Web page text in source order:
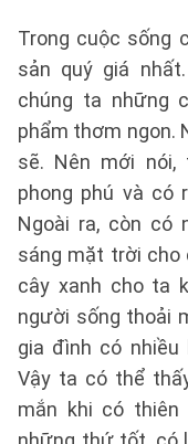
Trong cuộc sống
sản quý giá
chúng ta những
phẩm thơm ngon.
sẽ. Nên mới
phong phú và có
Ngoài ra, còn có
sáng mặt trời cho
cây xanh cho ta
người sống thoải
gia đình có nhiều
Vậy ta có thể
mắn khi có thiên